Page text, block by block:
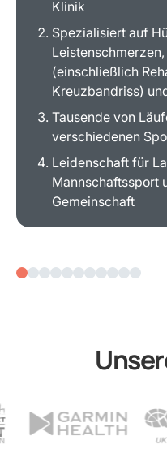
Klinik
Spezialisiert auf
(einschließlich
Kreuzbandriss)
Tausende von
verschiedenen
Leidenschaft für
Mannschaftssport
Gemeinschaft